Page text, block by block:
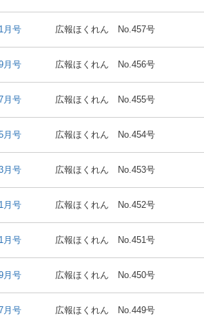
月号 広報ほくれん No.457号
月号 広報ほくれん No.456号
月号 広報ほくれん No.455号
月号 広報ほくれん No.454号
月号 広報ほくれん No.453号
月号 広報ほくれん No.452号
月号 広報ほくれん No.451号
月号 広報ほくれん No.450号
月号 広報ほくれん No.449号